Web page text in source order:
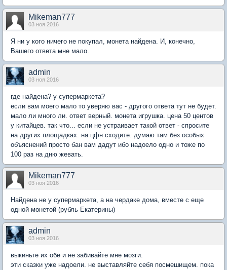
Mikeman777
03 ноя 2016
Я ни у кого ничего не покупал, монета найдена. И, конечно,
Вашего ответа мне мало.
admin
03 ноя 2016
где найдена? у супермаркета?
если вам моего мало то уверяю вас - другого ответа тут не будет.
мало ли много ли. ответ верный. монета игрушка. цена 50 центов
у китайцев. так что... если не устраивает такой ответ - спросите
на других площадках. на цфн сходите. думаю там без особых
объяснений просто бан вам дадут ибо надоело одно и тоже по
100 раз на дню жевать.
Mikeman777
03 ноя 2016
Найдена не у супермаркета, а на чердаке дома, вместе с еще
одной монетой (рубль Екатерины)
admin
03 ноя 2016
выкиньте их обе и не забивайте мне мозги.
эти сказки уже надоели. не выставляйте себя посмешищем. пока